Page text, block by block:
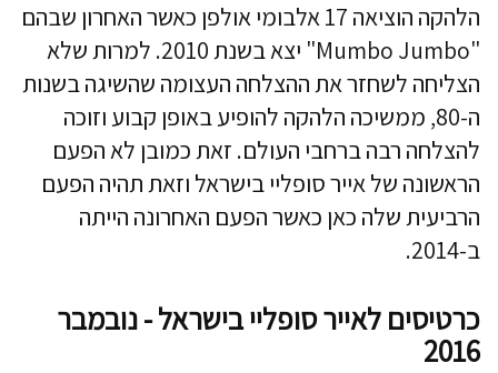
הלהקה הוציאה 17 אלבומי אולפן כאשר האחרון שבהם
"Mumbo Jumbo" יצא בשנת 2010. למרות שלא
הצליחה לשחזר את ההצלחה העצומה שהשיגה בשנות
ה-80, ממשיכה הלהקה להופיע באופן קבוע וזוכה
להצלחה רבה ברחבי העולם. זאת כמובן לא הפעם
הראשונה של אייר סופליי בישראל וזאת תהיה הפעם
הרביעית שלה כאן כאשר הפעם האחרונה הייתה
ב-2014.
כרטיסים לאייר סופליי בישראל - נובמבר
2016